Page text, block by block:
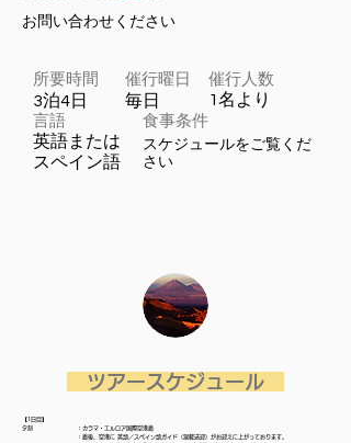
お問い合わせください
所要​時間
3泊4日
食事条件
スケジュールをご覧くだ
さい
​催行曜日
言語
毎日
英語または
スペイン語
催行人数
1名より
​ ツアースケジュール
【1日目】
夕刻 ：カラマ・エルロア国際空港着
：着後、空港に 英語／スペイン語ガイド（混載送迎）がお迎えに上がっております。